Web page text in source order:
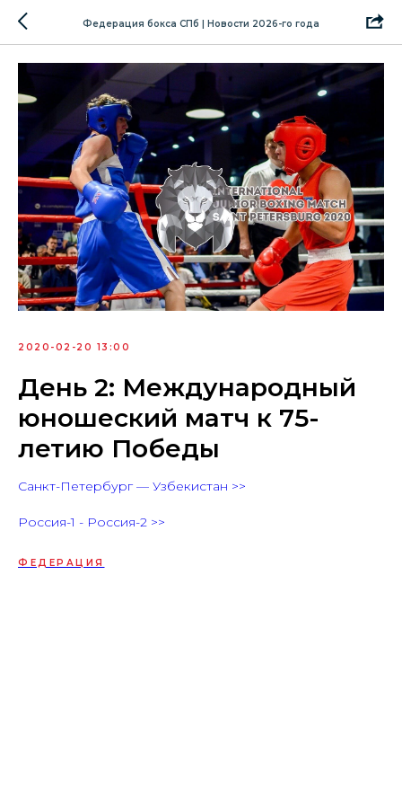
Федерация бокса СПб | Новости 2026-го года
2020-02-20 13:00
День 2: Международный
юношеский матч к 75-
летию Победы
Санкт-Петербург — Узбекистан >>
Россия-1 - Россия-2 >>
ФЕДЕРАЦИЯ